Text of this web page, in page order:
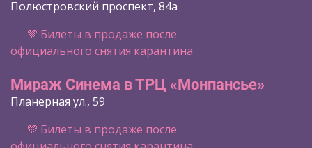
Полюстровский проспект, 84а
💜 Билеты в продаже после
официального снятия карантина
Мираж Синема в ТРЦ «Монпансье»
Планерная ул., 59
💜 Билеты в продаже после